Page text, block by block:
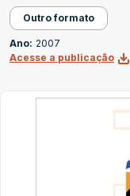
Outro formato
Ano: 2007
Acesse a publicação